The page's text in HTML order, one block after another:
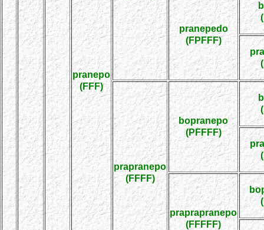
pranepo
(FFF)
pranepedo
(FPFFF)
prapranepo
(FFFF)
bopranepo
(PFFFF)
praprapranepo
(FFFFF)